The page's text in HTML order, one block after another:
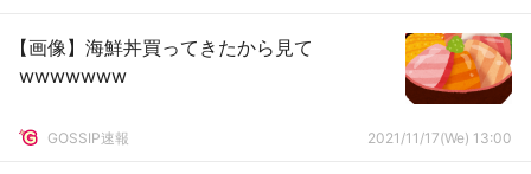
【画像】海鮮丼買ってきたから見て
wwwwwww
GOSSIP速報 2021/11/17(We) 13:00